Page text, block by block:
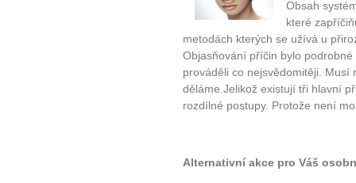
Obsah
které
metodách kterých se užívá u
Objasňování příčin bylo
prováděli co nejsvědomitěji. Musí
děláme.Jelikož existují tři hlavní
rozdílné postupy. Protože není
Alternativní akce pro Váš